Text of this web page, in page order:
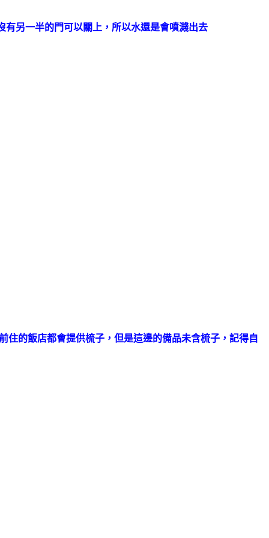
另一半的門可以關上，所以水還是會噴濺出去
的飯店都會提供梳子，但是這邊的備品未含梳子，記得自